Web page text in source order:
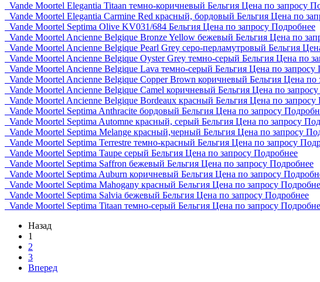
Vande Moortel Elegantia Titaan темно-коричневый Бельгия Цена по запросу
Vande Moortel Elegantia Carmine Red красный, бордовый Бельгия Цена по
Vande Moortel Septima Olive KV031/684 Бельгия Цена по запросу Подробнее
Vande Moortel Ancienne Belgique Bronze Yellow бежевый Бельгия Цена по
Vande Moortel Ancienne Belgique Pearl Grey серо-перламутровый Бельгия
Vande Moortel Ancienne Belgique Oyster Grey темно-серый Бельгия Цена по
Vande Moortel Ancienne Belgique Lava темно-серый Бельгия Цена по запросу
Vande Moortel Ancienne Belgique Copper Brown коричневый Бельгия Цена по
Vande Moortel Ancienne Belgique Camel коричневый Бельгия Цена по запросу
Vande Moortel Ancienne Belgique Bordeaux красный Бельгия Цена по запросу
Vande Moortel Septima Anthracite бордовый Бельгия Цена по запросу
Vande Moortel Septima Automne красный, серый Бельгия Цена по запросу
Vande Moortel Septima Melange красный,черный Бельгия Цена по запросу
Vande Moortel Septima Terrestre темно-красный Бельгия Цена по запросу
Vande Moortel Septima Taupe серый Бельгия Цена по запросу Подробнее
Vande Moortel Septima Saffron бежевый Бельгия Цена по запросу Подробнее
Vande Moortel Septima Auburn коричневый Бельгия Цена по запросу
Vande Moortel Septima Mahogany красный Бельгия Цена по запросу
Vande Moortel Septima Salvia бежевый Бельгия Цена по запросу Подробнее
Vande Moortel Septima Titaan темно-серый Бельгия Цена по запросу
Назад
1
2
3
Вперед